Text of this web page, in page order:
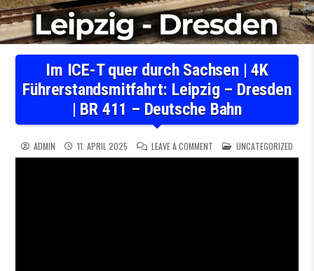
Im ICE-T quer durch Sachsen | 4K
Führerstandsmitfahrt: Leipzig – Dresden
| BR 411 – Deutsche Bahn
ADMIN 11. APRIL 2025 LEAVE A COMMENT ON IM ICE-T QUER DURCH
POSTED IN
UNCATEGORIZED